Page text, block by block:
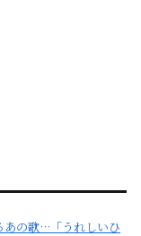
の歌…「うれしいひ